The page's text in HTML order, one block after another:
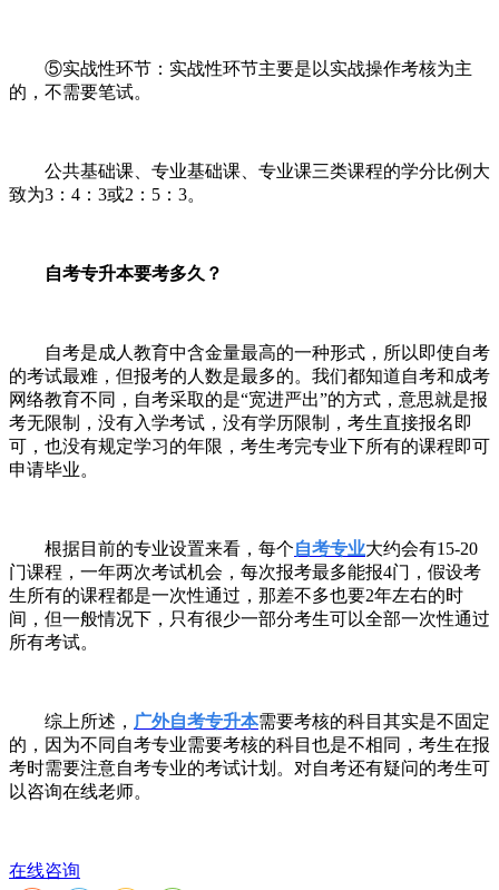
⑤实战性环节：实战性环节主要是以实战操作考核为主
的，不需要笔试。
公共基础课、专业基础课、专业课三类课程的学分比例大
致为3 ： 4 ： 3或2 ： 5 ： 3。
自考专升本要考多久？
自考是成人教育中含金量最高的一种形式，所以即使自考
的考试最难，但报考的人数是最多的。我们都知道自考和成考
网络教育不同，自考采取的是“宽进严出”的方式，意思就是报
考无限制，没有入学考试，没有学历限制，考生直接报名即
可，也没有规定学习的年限，考生考完专业下所有的课程即可
申请毕业。
根据目前的专业设置来看，每个自考专业大约会有15-20
门课程，一年两次考试机会，每次报考最多能报4门，假设考
生所有的课程都是一次性通过，那差不多也要2年左右的时
间，但一般情况下，只有很少一部分考生可以全部一次性通过
所有考试。
综上所述， 广外自考专升本需要考核的科目其实是不固定
的，因为不同自考专业需要考核的科目也是不相同，考生在报
考时需要注意自考专业的考试计划。对自考还有疑问的考生可
以咨询在线老师。
在线咨询